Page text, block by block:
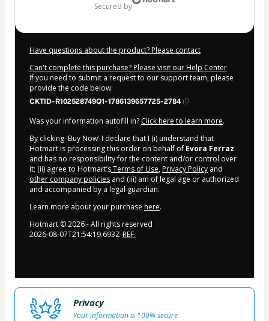
secured by
Have questions about the product? Please contact
Can't complete this purchase? Please visit our Help Center
If you need to submit a request to our support team, please
provide the code below:
CKTID-R102528749Q1-1786139657725-2784
Was your information autofill in? Click here to learn more.
By clicking 'Buy Now' I declare that I (i) understand that
Hotmart is processing this order on behalf of Evora Ferraz
and has no responsibility for the content and/or control over
it; (ii) agree to Hotmart’sTerms of Use, Privacy Policy and
other company policies and (iii) am of legal age or authorized
and accompanied by a legal guardian.
Learn more about your purchase here.
Hotmart ©2026- All rights reserved
2026-08-07T21:54:19.693Z REF.
Privacy
Your information is 100% secure